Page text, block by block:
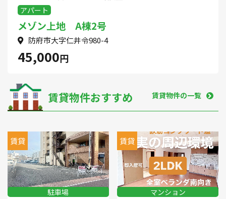
アパート
メゾン上地 A棟2号
防府市大字仁井令980-4
45,000円
賃貸物件おすすめ 賃貸物件の一覧
賃貸
駐車場
賃貸
マンション